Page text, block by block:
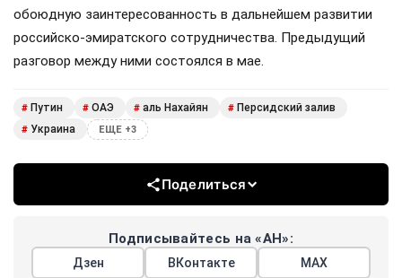
обоюдную заинтересованность в дальнейшем развитии
российско-эмиратского сотрудничества. Предыдущий
разговор между ними состоялся в мае.
# Путин # ОАЭ # аль Нахайян # Персидский залив
# Украина ЕЩЕ +3
Поделиться
Подписывайтесь на «АН»:
Дзен ВКонтакте МАХ